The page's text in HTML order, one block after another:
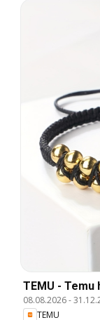
TEMU - Temu
08.08.2026-
TEMU